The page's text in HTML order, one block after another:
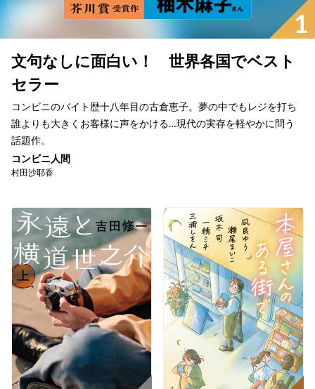
1
文句なしに面白い！ 世界各国でベスト
セラー
コンビニのバイト歴十八年目の古倉恵子。夢の中でもレジを打ち
誰よりも大きくお客様に声をかける…現代の実存を軽やかに問う
話題作。
コンビニ人間
村田沙耶香